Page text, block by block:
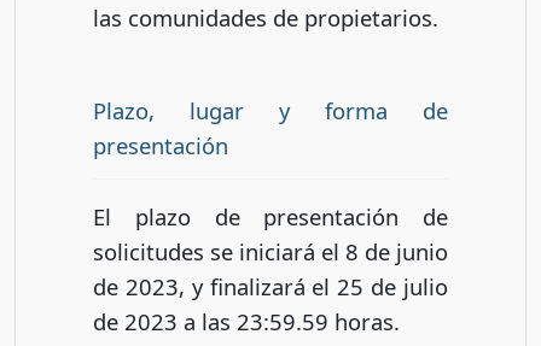
las comunidades de propietarios.
Plazo, lugar y forma de
presentación
El plazo de presentación de
solicitudes se iniciará el 8 de junio
de 2023, y finalizará el 25 de julio
de 2023 a las 23:59.59 horas.